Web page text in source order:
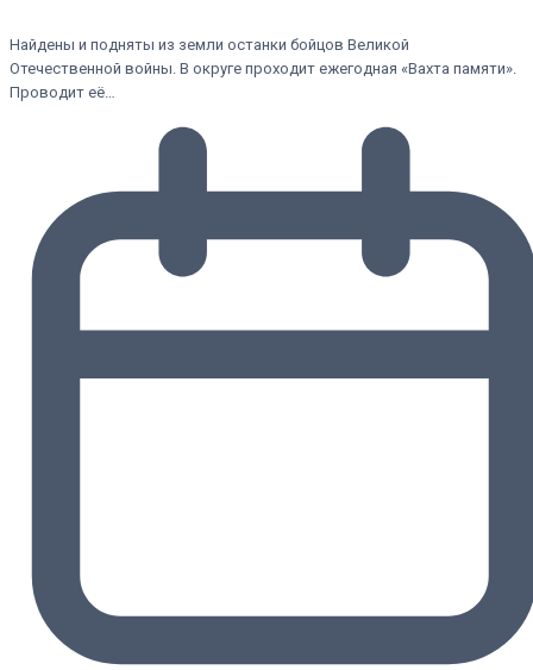
Найдены и подняты из земли останки бойцов Великой
Отечественной войны. В округе проходит ежегодная «Вахта памяти».
Проводит её…